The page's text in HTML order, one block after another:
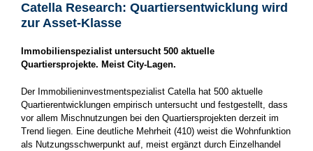
Catella Research: Quartiersentwicklung wird
zur Asset-Klasse
Immobilienspezialist untersucht 500 aktuelle
Quartiersprojekte. Meist City-Lagen.
Der Immobilieninvestmentspezialist Catella hat 500 aktuelle
Quartierentwicklungen empirisch untersucht und festgestellt, dass
vor allem Mischnutzungen bei den Quartiersprojekten derzeit im
Trend liegen. Eine deutliche Mehrheit (410) weist die Wohnfunktion
als Nutzungsschwerpunkt auf, meist ergänzt durch Einzelhandel